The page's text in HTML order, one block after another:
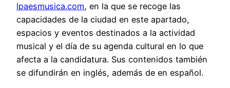
lpaesmusica.com, en la que se recoge las
capacidades de la ciudad en este apartado,
espacios y eventos destinados a la actividad
musical y el día de su agenda cultural en lo que
afecta a la candidatura. Sus contenidos también
se difundirán en inglés, además de en español.